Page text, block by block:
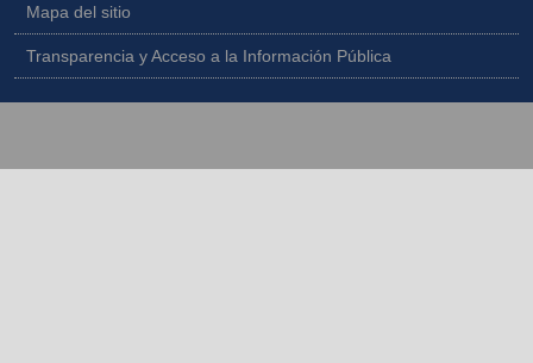
Mapa del sitio
Transparencia y Acceso a la Información Pública